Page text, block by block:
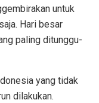
untuk
Hari besar
paling ditunggu-
yang tidak
dilakukan.